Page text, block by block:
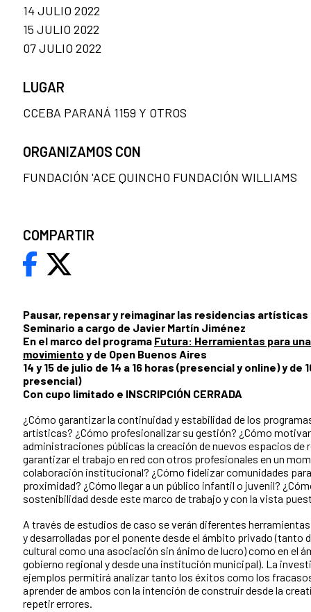
Pausar, repensar y reimaginar las residencias artísticas
Seminario a cargo de Javier Martín Jiménez
En el marco del programa Futura: Herramientas para
movimiento y de Open Buenos Aires
14 y 15 de julio de 14 a 16 horas (presencial y online) y de
presencial)
Con cupo limitado e INSCRIPCIÓN CERRADA
¿Cómo garantizar la continuidad y estabilidad de los
artísticas? ¿Cómo profesionalizar su gestión? ¿Cómo
administraciones públicas la creación de nuevos espacios de
garantizar el trabajo en red con otros profesionales en un
colaboración institucional? ¿Cómo fidelizar comunidades
proximidad? ¿Cómo llegar a un público infantil o juvenil?
sostenibilidad desde este marco de trabajo y con la vista
A través de estudios de caso se verán diferentes
y desarrolladas por el ponente desde el ámbito privado (tanto
cultural como una asociación sin ánimo de lucro) como en el
gobierno regional y desde una institución municipal). La
ejemplos permitirá analizar tanto los éxitos como los
aprender de ambos con la intención de construir desde la
repetir errores.
14 JULIO 2022
15 JULIO 2022
07 JULIO 2022
LUGAR
CCEBA PARANÁ 1159 Y OTROS
ORGANIZAMOS CON
FUNDACIÓN 'ACE QUINCHO FUNDACIÓN WILLIAMS
COMPARTIR